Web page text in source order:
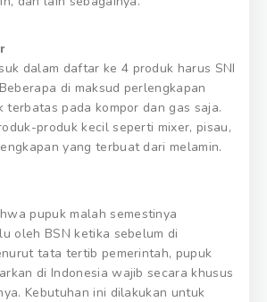
dalam daftar ke 4 produk harus SNI
di maksud perlengkapan
terbatas pada kompor dan gas saja.
produk kecil seperti mixer, pisau,
yang terbuat dari melamin.
pupuk malah semestinya
oleh BSN ketika sebelum di
tata tertib pemerintah, pupuk
di Indonesia wajib secara khusus
Kebutuhan ini dilakukan untuk